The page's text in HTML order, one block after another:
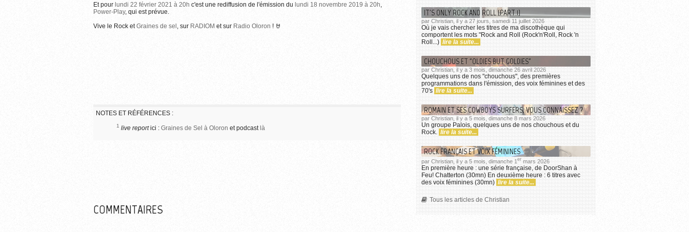
Et pour lundi 22 février 2021 à 20h c'est une rediffusion de l'émission du lundi 18 novembre 2019 à 20h,
Power-Play, qui est prévue.
Vive le Rock etGraines de sel , sur RADIOM et sur Radio Oloron ! 🤘
NOTES ET RÉFÉRENCES :
1 live reportici : Graines de Sel à Oloron et podcast là
COMMENTAIRES
IT'S ONLY ROCK AND ROLL (PART.1)
par Christian, il y a 27 jours, samedi 11 juillet 2026
Où je vais chercher les titres de ma discothèque qui
comportent les mots "Rock and Roll (Rock'n'Roll, Rock 'n
Roll...) lire la suite...
CHOUCHOUS ET "OLDIES BUT GOLDIES"
par Christian, il y a 3 mois, dimanche 26 avril 2026
Quelques uns de nos "chouchous", des premières
programmations dans l'émission, des voix féminines et des
70's lire la suite...
ROMAIN ET SES COWBOYS SURFERS, VOUS CONNAISSEZ ?
par Christian, il y a 5 mois, dimanche 8 mars 2026
Un groupe Palois, quelques uns de nos chouchous et du
Rock. lire la suite...
ROCK FRANÇAIS ET VOIX FÉMININES
par Christian, il y a 5 mois, dimanche 1 er mars 2026
En première heure : une série française, de DoorShan à
Feu! Chatterton (30mn) En deuxième heure : 6 titres avec
des voix féminines (30mn) lire la suite...
Tous les articles de Christian